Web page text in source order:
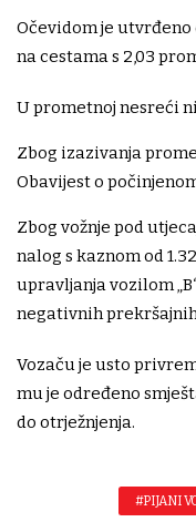
Očevidom je
na cestama s 2,03
U prometnoj nesreći
Zbog izazivanja
Obavijest o
Zbog vožnje pod
nalog s kaznom od
upravljanja vozilom
negativnih
Vozaču je usto
mu je određeno
do otrježnjenja.
#PIJANI